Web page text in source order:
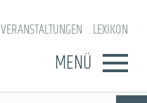
VERANSTALTUNGEN LEXIKON
MENÜ